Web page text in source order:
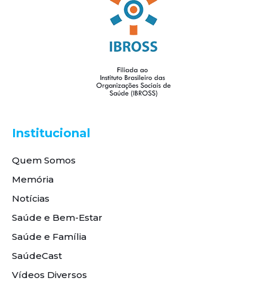
Institucional
Quem Somos
Memória
Notícias
Saúde e Bem-Estar
Saúde e Família
SaúdeCast
Vídeos Diversos